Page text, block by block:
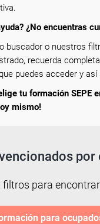
¿No encuentras
buscador o nuestros
recuerda
puedes acceder y
tu formación
mismo!
por
para
para